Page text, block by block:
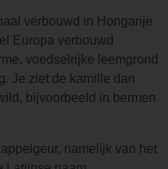
verbouwd in Hongarije
Europa verbouwd
voedselrijke leemgrond
Je ziet de kamille dan
bijvoorbeeld in bermen
namelijk van het